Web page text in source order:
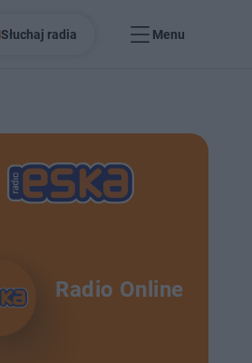
Słuchaj radia Menu
Radio Online